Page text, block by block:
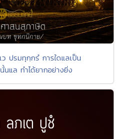
รมทุกฺกรํ การใดแลเป็น
แล ทำได้ยากอย่างยิ่ง